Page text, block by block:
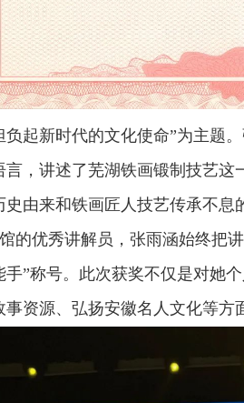
负起新时代的文化使命”为主题
言，讲述了芜湖铁画锻制技艺
史由来和铁画匠人技艺传承不息
的优秀讲解员，张雨涵始终把
手”称号。此次获奖不仅是对她
资源、弘扬安徽名人文化等方